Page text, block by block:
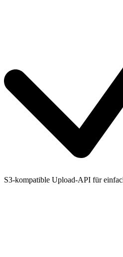
S3-kompatible Upload-API für